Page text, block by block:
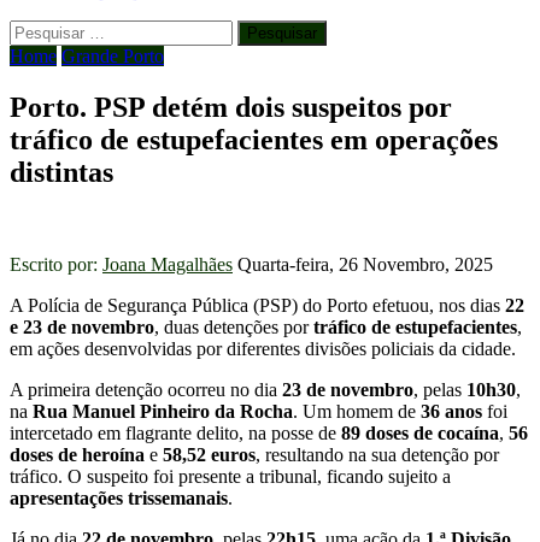
Pesquisar
por:
Home Grande Porto
Porto. PSP detém dois suspeitos por
tráfico de estupefacientes em operações
distintas
Escrito por: Joana Magalhães Quarta-feira, 26 Novembro, 2025
A Polícia de Segurança Pública (PSP) do Porto efetuou, nos dias 22
e 23 de novembro, duas detenções portráfico de estupefacientes,
em ações desenvolvidas por diferentes divisões policiais da cidade.
A primeira detenção ocorreu no dia 23 de novembro, pelas 10h30,
na Rua Manuel Pinheiro da Rocha. Um homem de 36 anos foi
intercetado em flagrante delito, na posse de 89 doses de cocaína, 56
doses de heroína e 58,52 euros, resultando na sua detenção por
tráfico. O suspeito foi presente a tribunal, ficando sujeito a
apresentações trissemanais.